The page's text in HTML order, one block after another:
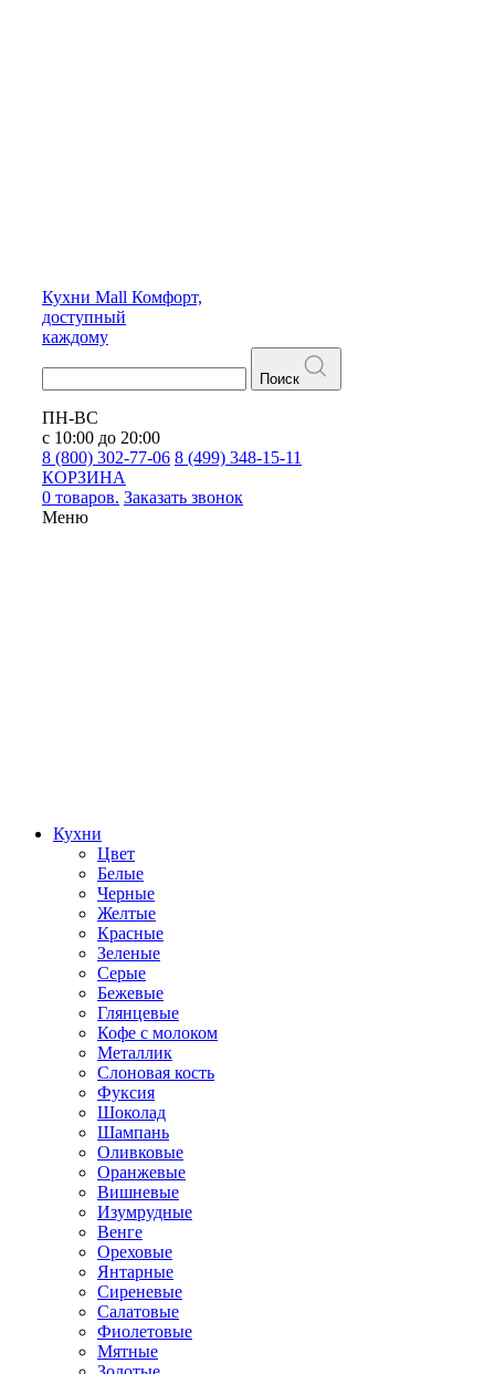
Кухни Mall Комфорт,
доступный
каждому
Поиск
ПН-ВС
с 10:00 до 20:00
8 (800) 302-77-06 8 (499) 348-15-11
КОРЗИНА
0 товаров. Заказать звонок
Меню
Кухни
Цвет
Белые
Черные
Желтые
Красные
Зеленые
Серые
Бежевые
Глянцевые
Кофе с молоком
Металлик
Слоновая кость
Фуксия
Шоколад
Шампань
Оливковые
Оранжевые
Вишневые
Изумрудные
Венге
Ореховые
Янтарные
Сиреневые
Салатовые
Фиолетовые
Мятные